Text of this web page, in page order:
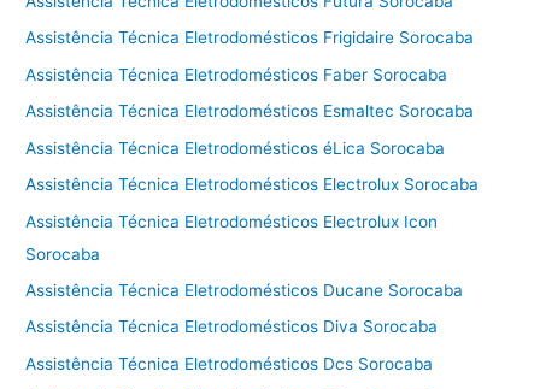
Assistência Técnica Eletrodomésticos Frigidaire Sorocaba
Assistência Técnica Eletrodomésticos Faber Sorocaba
Assistência Técnica Eletrodomésticos Esmaltec Sorocaba
Assistência Técnica Eletrodomésticos éLica Sorocaba
Assistência Técnica Eletrodomésticos Electrolux Sorocaba
Assistência Técnica Eletrodomésticos Electrolux Icon
Sorocaba
Assistência Técnica Eletrodomésticos Ducane Sorocaba
Assistência Técnica Eletrodomésticos Diva Sorocaba
Assistência Técnica Eletrodomésticos Dcs Sorocaba